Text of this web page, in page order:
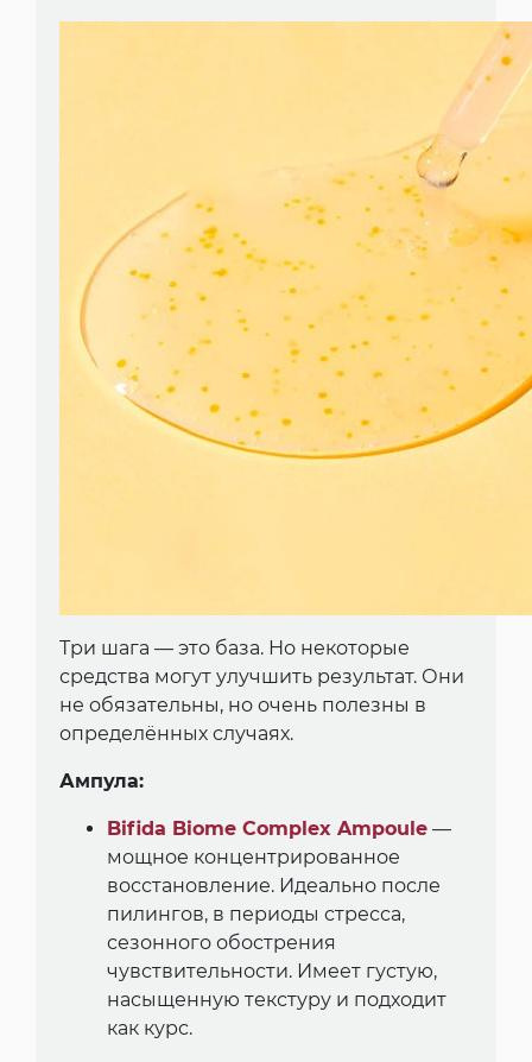
Три шага — это база. Но некоторые
средства могут улучшить результат. Они
не обязательны, но очень полезны в
определённых случаях.
Ампула:
Bifida Biome Complex Ampoule —
мощное концентрированное
восстановление. Идеально после
пилингов, в периоды стресса,
сезонного обострения
чувствительности. Имеет густую,
насыщенную текстуру и подходит
как курс.